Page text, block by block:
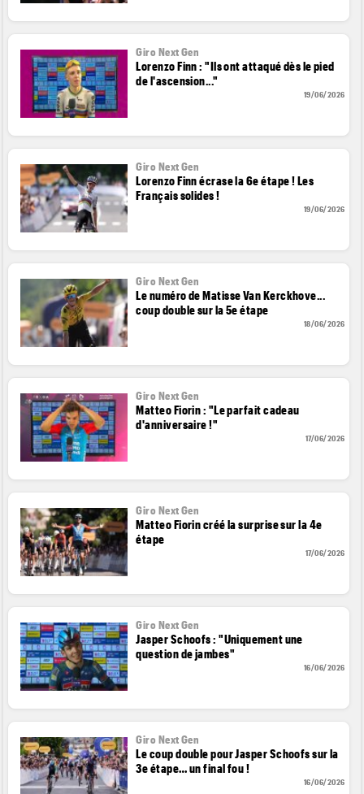
Giro Next Gen
Lorenzo Finn : "Ils ont attaqué dès le pied
de l'ascension..."
19/06/2026
Giro Next Gen
Lorenzo Finn écrase la 6e étape ! Les
Français solides !
19/06/2026
Giro Next Gen
Le numéro de Matisse Van Kerckhove...
coup double sur la 5e étape
18/06/2026
Giro Next Gen
Matteo Fiorin : "Le parfait cadeau
d'anniversaire !"
17/06/2026
Giro Next Gen
Matteo Fiorin créé la surprise sur la 4e
étape
17/06/2026
Giro Next Gen
Jasper Schoofs : "Uniquement une
question de jambes"
16/06/2026
Giro Next Gen
Le coup double pour Jasper Schoofs sur la
3e étape… un final fou !
16/06/2026